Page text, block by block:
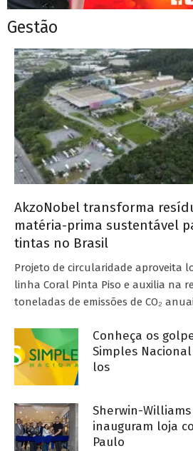
Gestão
AkzoNobel transforma
matéria-prima sustentável
tintas no Brasil
Projeto de circularidade aproveita
linha Coral Pinta Piso e auxilia na
toneladas de emissões de CO₂
Conheça os
Simples
los
Sherwin-
inauguram loja
Paulo